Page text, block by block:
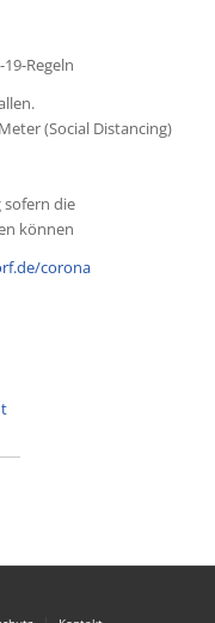
Regeln
(Social Distancing)
sofern die
können
corona